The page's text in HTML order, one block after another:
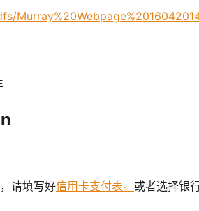
请填写好信用卡支付表。 或者选择银